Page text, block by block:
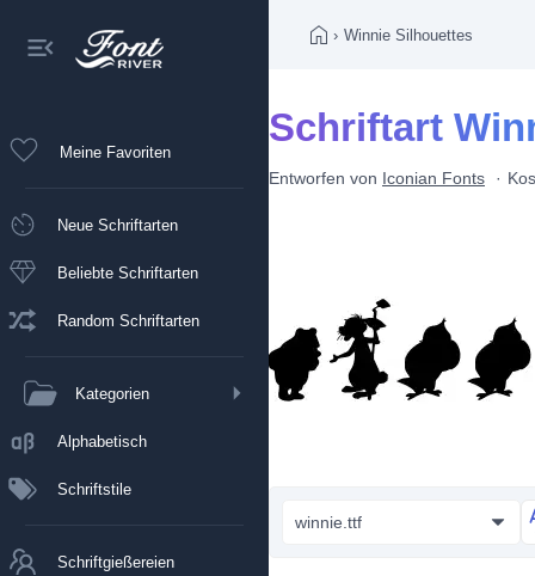
Meine Favoriten
Neue Schriftarten
Beliebte Schriftarten
Random Schriftarten
Kategorien
Alphabetisch
Schriftstile
Schriftgießereien
› Winnie Silhouettes
Schriftart
Entworfen von Iconian Fonts
winnie.ttf